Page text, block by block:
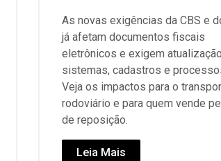
As novas exigências da CBS e
já afetam documentos fiscais
eletrônicos e exigem
sistemas, cadastros e
Veja os impactos para o
rodoviário e para quem vende
de reposição.
Leia Mais